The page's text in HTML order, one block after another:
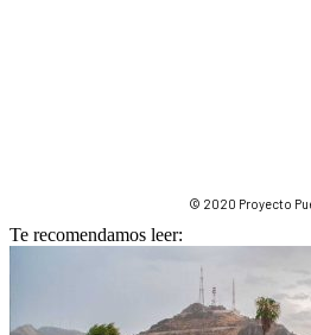
© 2020 Proyecto
Te recomendamos leer: